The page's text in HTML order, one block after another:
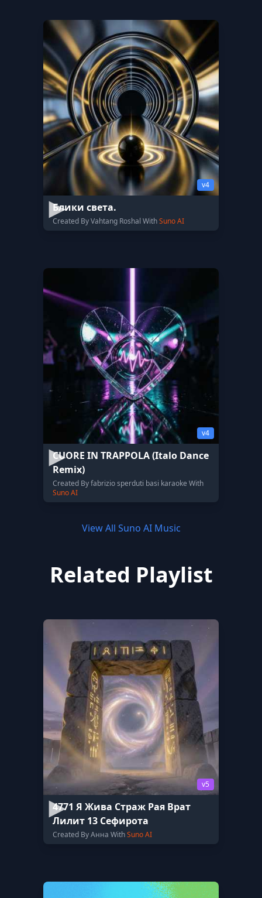
v4
Блики света.
Created By Vahtang Roshal WithSuno AI
v4
CUORE IN TRAPPOLA (Italo Dance
Remix)
Created By fabrizio sperduti basi karaoke With
Suno AI
View All Suno AI Music
Related Playlist
v5
4771 Я Жива Страж Рая Врат
Лилит 13 Сефирота
Created By Анна WithSuno AI